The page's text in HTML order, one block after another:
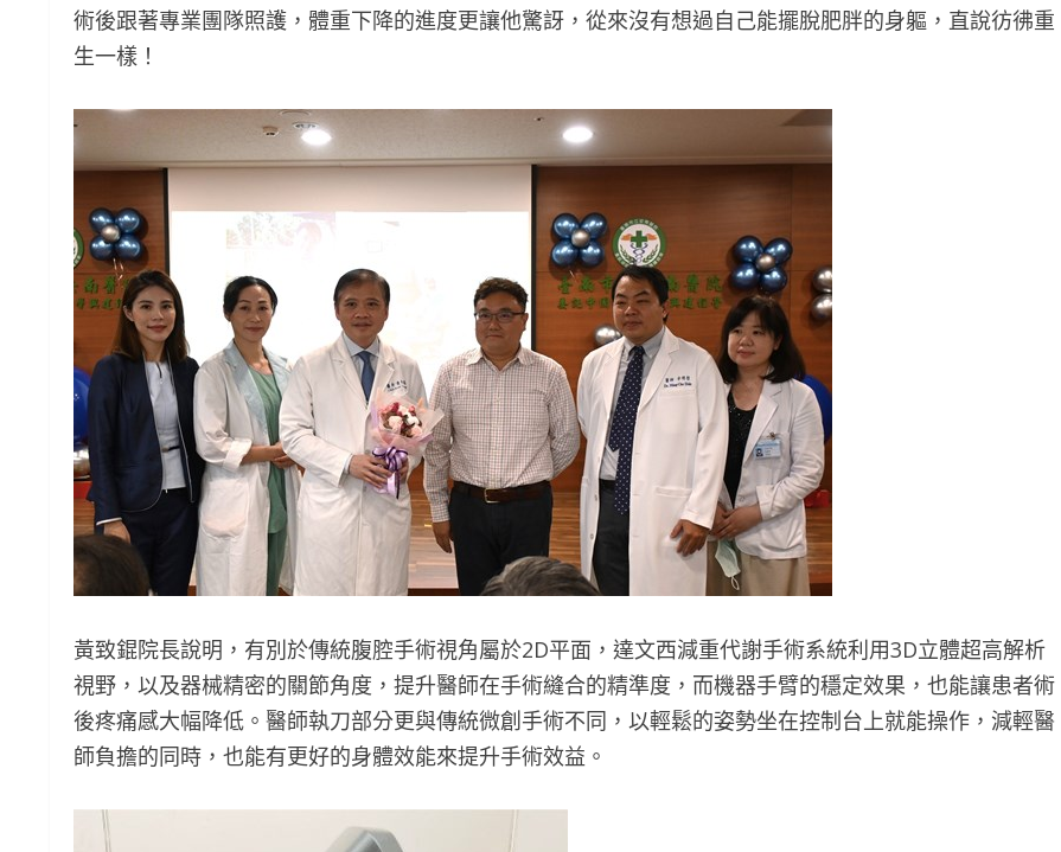
術後跟著專業團隊照護，體重下降的進度更讓他驚訝，從來沒有想過自己能擺脫肥胖的身軀，直說彷彿重
生一樣！
黃致錕院長說明，有別於傳統腹腔手術視角屬於2D平面，達文西減重代謝手術系統利用3D立體超高解析
視野，以及器械精密的關節角度，提升醫師在手術縫合的精準度，而機器手臂的穩定效果，也能讓患者術
後疼痛感大幅降低。醫師執刀部分更與傳統微創手術不同，以輕鬆的姿勢坐在控制台上就能操作，減輕醫
師負擔的同時，也能有更好的身體效能來提升手術效益。